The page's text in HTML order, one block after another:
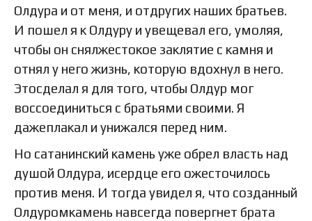
Олдура и от меня, и отдругих наших братьев.
И пошел я к Олдуру и увещевал его, умоляя,
чтобы он снялжестокое заклятие с камня и
отнял у него жизнь, которую вдохнул в него.
Этосделал я для того, чтобы Олдур мог
воссоединиться с братьями своими. Я
дажеплакал и унижался перед ним.
Но сатанинский камень уже обрел власть над
душой Олдура, исердце его ожесточилось
против меня. И тогда увидел я, что созданный
Олдуромкамень навсегда повергнет брата